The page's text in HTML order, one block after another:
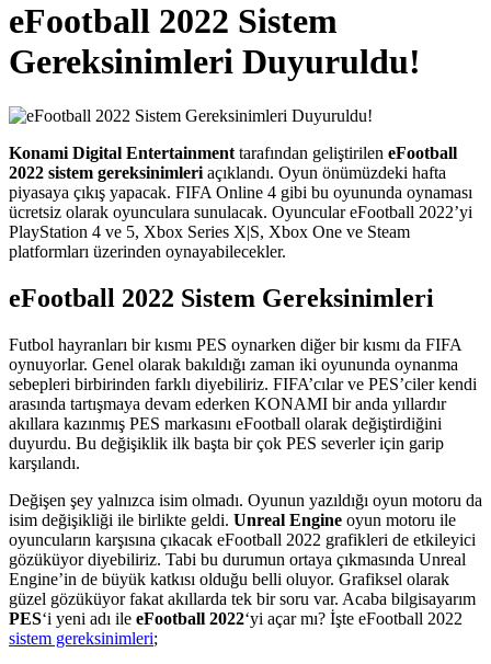
eFootball 2022 Sistem
Gereksinimleri Duyuruldu!
Konami Digital Entertainment tarafından geliştirilen eFootball
2022 sistem gereksinimleri açıklandı. Oyun önümüzdeki hafta
piyasaya çıkış yapacak. FIFA Online 4 gibi bu oyununda oynaması
ücretsiz olarak oyunculara sunulacak. Oyuncular eFootball 2022’yi
PlayStation 4 ve 5, Xbox Series X|S, Xbox One ve Steam
platformları üzerinden oynayabilecekler.
eFootball 2022 Sistem Gereksinimleri
Futbol hayranları bir kısmı PES oynarken diğer bir kısmı da FIFA
oynuyorlar. Genel olarak bakıldığı zaman iki oyununda oynanma
sebepleri birbirinden farklı diyebiliriz. FIFA’cılar ve PES’ciler kendi
arasında tartışmaya devam ederken KONAMI bir anda yıllardır
akıllara kazınmış PES markasını eFootball olarak değiştirdiğini
duyurdu. Bu değişiklik ilk başta bir çok PES severler için garip
karşılandı.
Değişen şey yalnızca isim olmadı. Oyunun yazıldığı oyun motoru da
isim değişikliği ile birlikte geldi. Unreal Engine oyun motoru ile
oyuncuların karşısına çıkacak eFootball 2022 grafikleri de etkileyici
gözüküyor diyebiliriz. Tabi bu durumun ortaya çıkmasında Unreal
Engine’in de büyük katkısı olduğu belli oluyor. Grafiksel olarak
güzel gözüküyor fakat akıllarda tek bir soru var. Acaba bilgisayarım
PES‘i yeni adı ile eFootball 2022‘yi açar mı? İşte eFootball 2022
sistem gereksinimleri;